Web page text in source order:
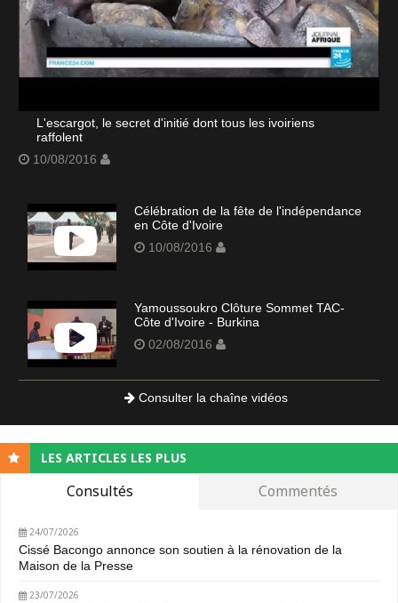
L'escargot, le secret d'initié dont tous les ivoiriens
raffolent
10/08/2016
Célébration de la fête de l'indépendance
en Côte d'Ivoire
10/08/2016
Yamoussoukro Clôture Sommet TAC-
Côte d'Ivoire - Burkina
02/08/2016
Consulter la chaîne vidéos
LES ARTICLES LES PLUS
Consultés Commentés
24/07/2026
Cissé Bacongo annonce son soutien à la rénovation de la
Maison de la Presse
23/07/2026